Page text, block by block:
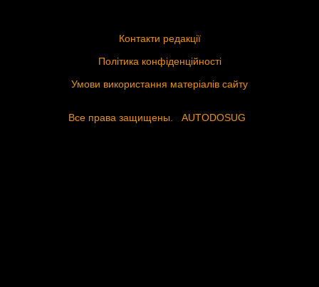
Контакти редакції
Політика конфіденційності
Умови використання матеріалів сайту
Все права защищены. AUTODOSUG